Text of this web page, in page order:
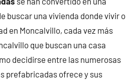
buscar una vivienda donde vivir o
en Moncalvillo, cada vez más
que buscan una casa
decidirse entre las numerosas
prefabricadas ofrece y sus